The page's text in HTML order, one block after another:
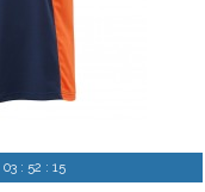
03: 52 : 14